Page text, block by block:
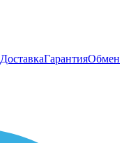
ДоставкаГарантияОбмен